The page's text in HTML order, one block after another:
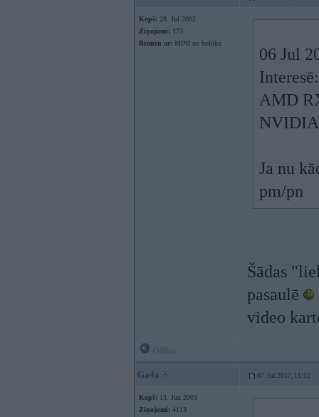
Kopš: 29. Jul 2002
Ziņojumi: 173
Braucu ar: MINI un bobiku
06 Jul
Interesē:
AMD
Ja nu
pm/pn
Šādas
pasaulē
video
Ga4a 07. Jul 2017, 11:12
Kopš: 13. Jun 2003
Ziņojumi: 4113